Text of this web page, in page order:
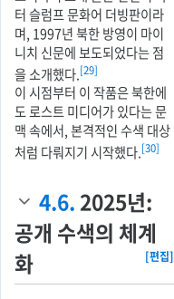
터 슬럼프 문화어 더빙판이라
며, 1997년 북한 방영이 마이
니치 신문에 보도되었다는 점
을 소개했다.[29]
이 시점부터 이 작품은 북한에
도 로스트 미디어가 있다는 문
맥 속에서, 본격적인 수색 대상
처럼 다뤄지기 시작했다.[30]
4.6. 2025년:
공개 수색의 체계
화
[편집]